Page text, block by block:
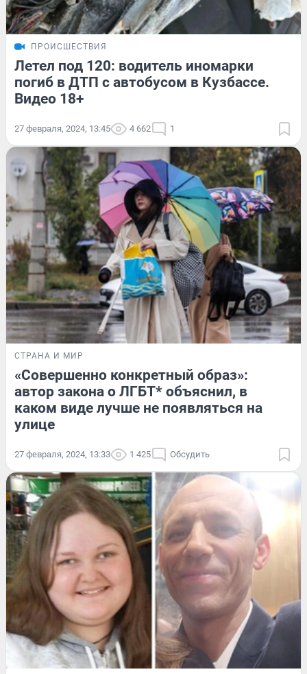
ПРОИСШЕСТВИЯ
Летел под 120: водитель иномарки
погиб в ДТП с автобусом в Кузбассе.
Видео 18+
27 февраля, 2024, 13:45 4 662 1
СТРАНА И МИР
«Совершенно конкретный образ»:
автор закона о ЛГБТ* объяснил, в
каком виде лучше не появляться на
улице
27 февраля, 2024, 13:33 1 425 Обсудить